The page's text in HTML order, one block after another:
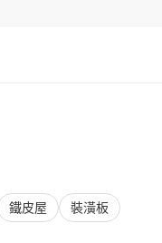
鐵皮屋 裝潢板